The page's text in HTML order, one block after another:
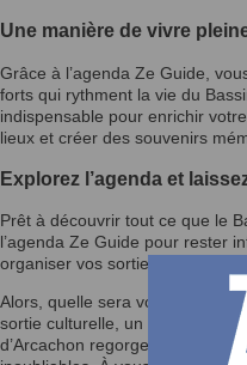
Une manière de vivre
Grâce à l’agenda Ze Guide,
forts qui rythment la vie du
indispensable pour enrichir
lieux et créer des souvenirs
Explorez l’agenda et
Prêt à découvrir tout ce que le
l’agenda Ze Guide pour rester
organiser vos sorties selon vos
Alors, quelle sera votre
sortie culturelle, un festival ou
d’Arcachon regorge